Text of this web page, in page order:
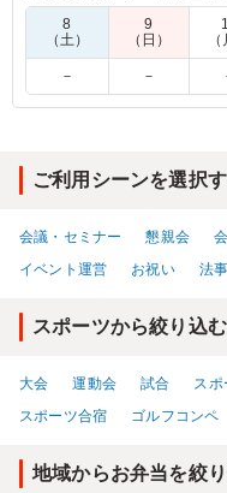
5.0
ごはんとおかず（主菜
かつ味もしっかりとし
も同じようなものを注
静岡県浜松市中央区篠原町
8
（土）
9
（日）
－ －
ご利用シーンを選択
会議・セミナー 懇親会
イベント運営
お祝い 法
スポーツから絞り込む
大会 運動会 試合 スポ
スポーツ合宿
ゴルフコンペ
地域からお弁当を絞